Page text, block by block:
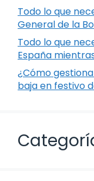
Todo lo que
General de la
Todo lo que
España
¿Cómo
baja en festivo